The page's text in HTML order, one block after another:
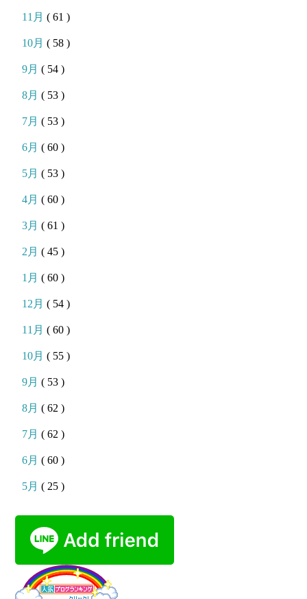
11月( 61 )
10月( 58 )
9月( 54 )
8月( 53 )
7月( 53 )
6月( 60 )
5月( 53 )
4月( 60 )
3月( 61 )
2月( 45 )
1月( 60 )
12月( 54 )
11月( 60 )
10月( 55 )
9月( 53 )
8月( 62 )
7月( 62 )
6月( 60 )
5月( 25 )